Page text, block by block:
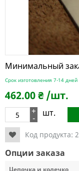
Минимальный
Срок изготовления 7-14 дней
462.00₴ /шт.
+
- шт.
Код продукта:
Опции заказа
Цепочка и колечко